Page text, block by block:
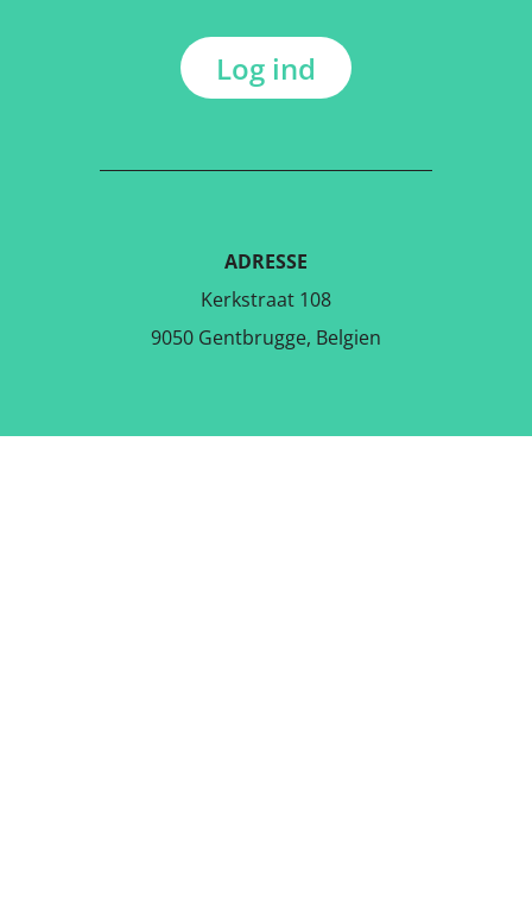
Log ind
ADRESSE
Kerkstraat 108
9050 Gentbrugge, Belgien